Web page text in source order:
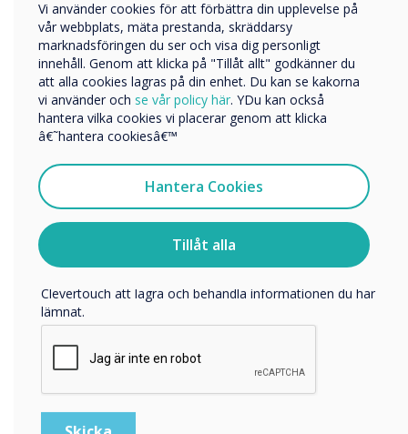
1 in 2
organisations
experienced a
successful
cyberattack in
the past 3 years
Vi använder cookies för att förbättra din upplevelse på
vår webbplats, mäta prestanda, skräddarsy
marknadsföringen du ser och visa dig personligt
innehåll. Genom att klicka på "Tillåt allt" godkänner du
att alla cookies lagras på din enhet. Du kan se kakorna
vi använder och se vår policy här. YDu kan också
hantera vilka cookies vi placerar genom att klicka
â€˜hantera cookiesâ€™
Hantera Cookies
Tillåt alla
Företag
Övriga
Företagets namn
Vi skulle vilja kontakta dig angående våra produkter och
Jag samtycker till att ta emot kommunikation från
För information om hur vi samlar in och använder dina
personuppgifter, besök vårintegritetspolicy
Clevertouch att lagra och behandla informationen du har
lämnat.